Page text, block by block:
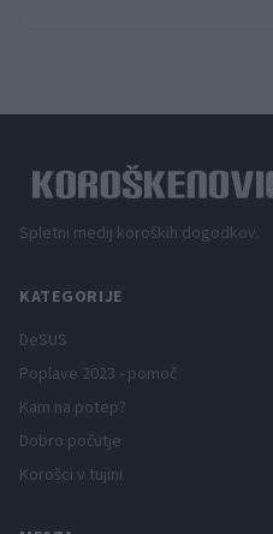
Spletni medij koroških dogodkov.
KATEGORIJE
DeSUS
Poplave 2023 - pomoč
Kam na potep?
Dobro počutje
Korošci v tujini